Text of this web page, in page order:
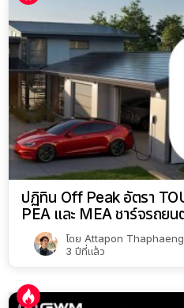
ปฏิทิน Off Peak อัตรา
PEA และ MEA ชาร์จรถย
โดย Attapon
3 ปีที่แล้ว